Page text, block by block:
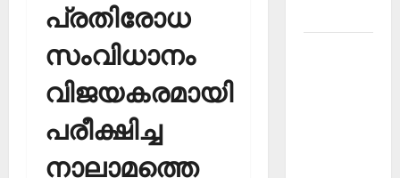
പ്രതിരോധ
സംവിധാനം
വിജയകരമായി
പരീക്ഷിച്ച
നാലാമത്തെ